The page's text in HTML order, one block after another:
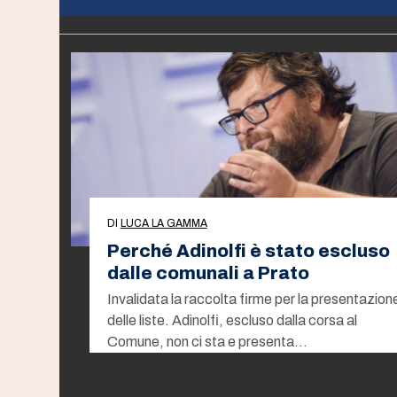
DI LUCA LA GAMMA
Perché Adinolfi è stato escluso
dalle comunali a Prato
Invalidata la raccolta firme per la
delle liste. Adinolfi, escluso dalla corsa al
Comune, non ci sta e presenta…